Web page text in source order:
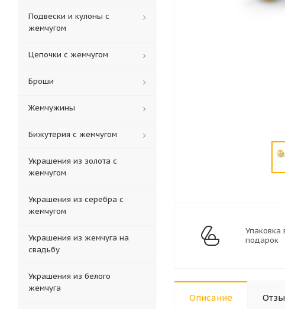
Упаковка
подарок
Описание
Подвески и кулоны с
жемчугом
Цепочки с жемчугом
Броши
Жемчужины
Бижутерия с жемчугом
Украшения из золота с
жемчугом
Украшения из серебра с
жемчугом
Украшения из жемчуга на
свадьбу
Украшения из белого
жемчуга